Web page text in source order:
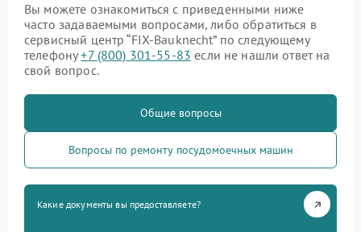
Вы можете ознакомиться с приведенными ниже
часто задаваемыми вопросами, либо обратиться в
сервисный центр “FIX-Bauknecht” по следующему
телефону+7 (800) 301-55-83 если не нашли ответ на
свой вопрос.
Общие вопросы
Вопросы по ремонту посудомоечных машин
Какие документы вы предоставляете?